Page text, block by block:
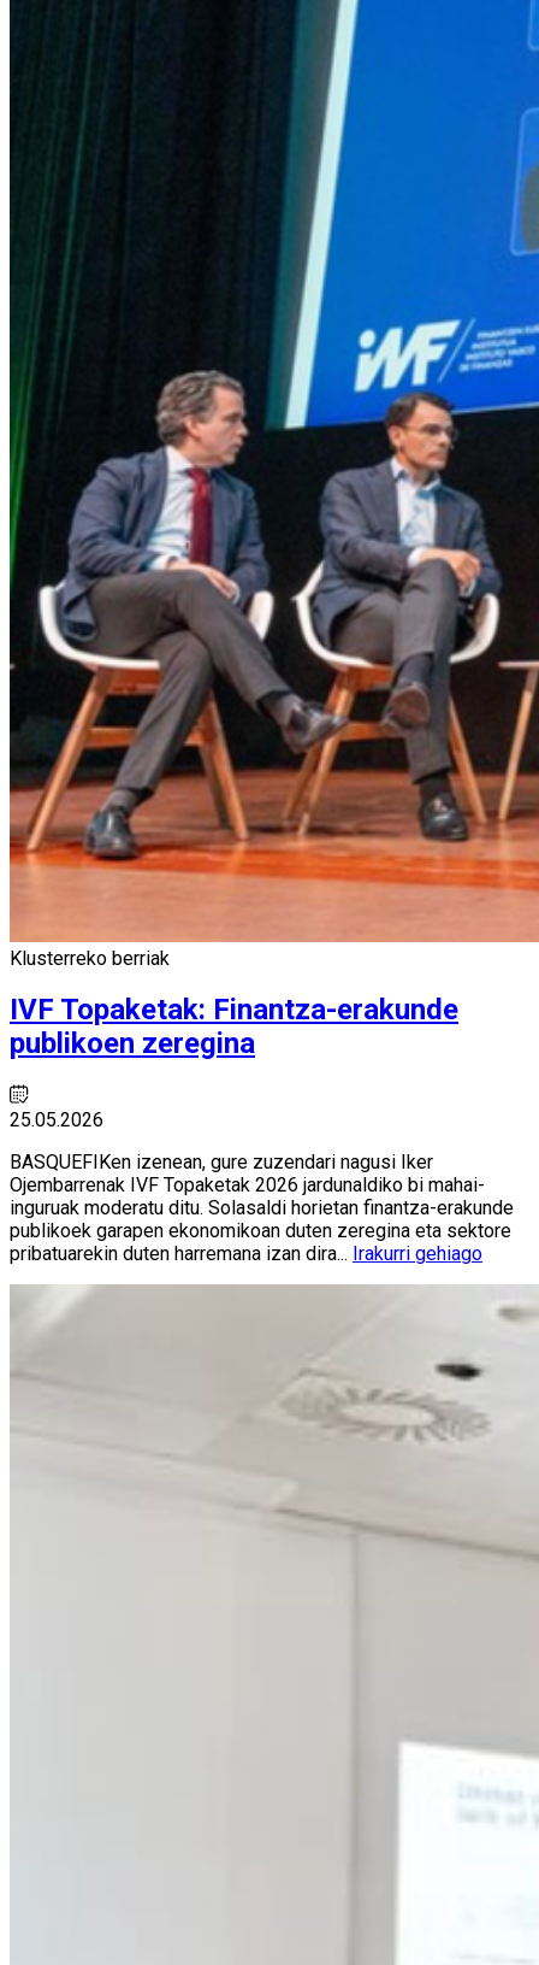
Klusterreko berriak
IVF Topaketak: Finantza-erakunde
publikoen zeregina
25.05.2026
BASQUEFIKen izenean, gure zuzendari nagusi Iker
Ojembarrenak IVF Topaketak 2026 jardunaldiko bi mahai-
inguruak moderatu ditu. Solasaldi horietan finantza-erakunde
publikoek garapen ekonomikoan duten zeregina eta sektore
pribatuarekin duten harremana izan dira... Irakurri gehiago